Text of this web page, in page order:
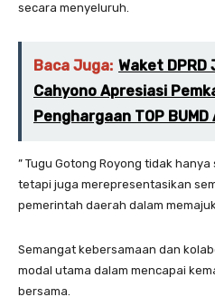
secara menyeluruh.
Baca Juga: Waket
Cahyono Apresiasi
Penghargaan TOP BUMD
” Tugu Gotong Royong tidak
tetapi juga merepresentasikan
pemerintah daerah dalam
Semangat kebersamaan dan
modal utama dalam mencapai
bersama.